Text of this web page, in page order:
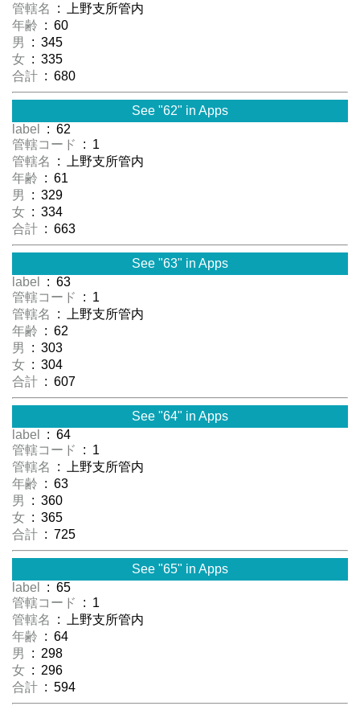
管轄名
: 上野支所管内
年齢 : 60
男
: 345
女 : 335
合計 : 680
See "62" in Apps
label
: 62
管轄コード
: 1
管轄名
: 上野支所管内
年齢 : 61
男
: 329
女 : 334
合計 : 663
See "63" in Apps
label
: 63
管轄コード
: 1
管轄名
: 上野支所管内
年齢 : 62
男
: 303
女 : 304
合計 : 607
See "64" in Apps
label
: 64
管轄コード
: 1
管轄名
: 上野支所管内
年齢 : 63
男
: 360
女 : 365
合計 : 725
See "65" in Apps
label
: 65
管轄コード
: 1
管轄名
: 上野支所管内
年齢 : 64
男
: 298
女 : 296
合計 : 594